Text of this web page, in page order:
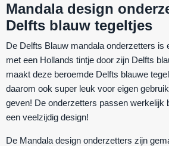
Mandala design
Delfts blauw tegeltjes
De Delfts Blauw mandala onderzetters is
met een Hollands tintje door zijn Delfts
maakt deze beroemde Delfts blauwe
daarom ook super leuk voor eigen
geven! De onderzetters passen werkelijk
een veelzijdig design!
De Mandala design onderzetters zijn